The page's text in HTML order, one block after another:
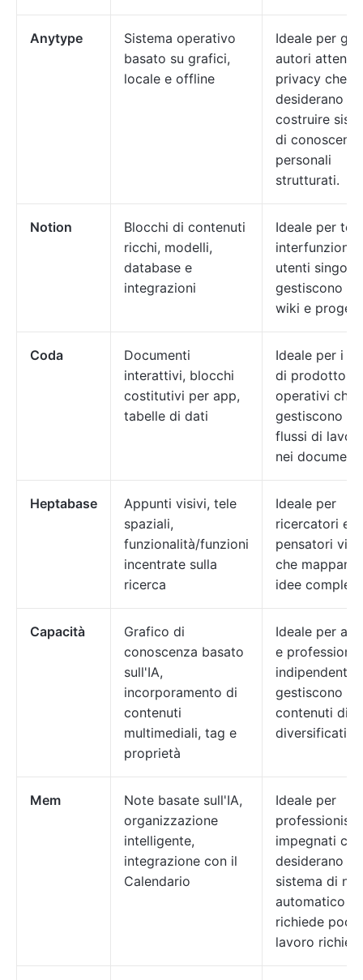
Anytype
Sistema operativo
basato su grafici,
locale e offline
Ideale per gli
autori attenti
privacy che
desiderano
costruire
di
personali
strutturati.
Notion
Blocchi di contenuti
ricchi, modelli,
database e
integrazioni
Ideale per
utenti singoli
gestiscono
wiki e
Coda
Documenti
interattivi, blocchi
costitutivi per app,
tabelle di dati
Ideale per i
di prodotto e
operativi che
gestiscono
flussi di
nei documenti
Heptabase
Appunti visivi, tele
spaziali,
funzionalità/funzioni
incentrate sulla
ricerca
Ideale per
ricercatori e
pensatori
che mappano
idee
Capacità
Grafico di
conoscenza basato
sull'IA,
incorporamento di
contenuti
multimediali, tag e
proprietà
Ideale per
e
indipendenti
gestiscono
contenuti
diversificati
Mem
Note basate sull'IA,
organizzazione
intelligente,
integrazione con il
Calendario
Ideale per
professionisti
impegnati che
desiderano un
sistema di
automatico
richiede poco
lavoro